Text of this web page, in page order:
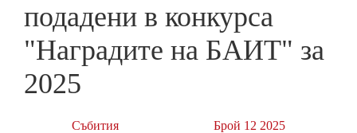
подадени в конкурса
"Наградите на БАИТ" за
2025
Събития Брой 12 2025